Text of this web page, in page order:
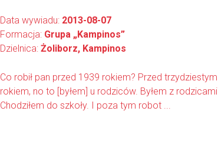
Data wywiadu: 2013-08-07
Formacja: Grupa „Kampinos”
Dzielnica: Żoliborz, Kampinos
Co robił pan przed 1939 rokiem? Przed
rokiem, no to [byłem] u rodziców. Byłem z
Chodziłem do szkoły. I poza tym robot ...